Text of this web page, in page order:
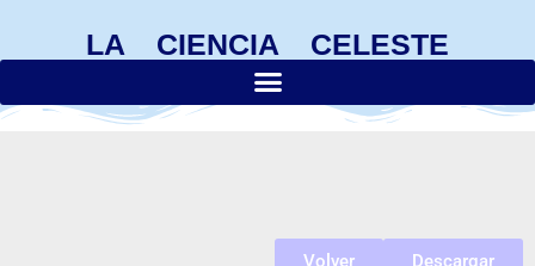
LA CIENCIA CELESTE
Descargar
Volver